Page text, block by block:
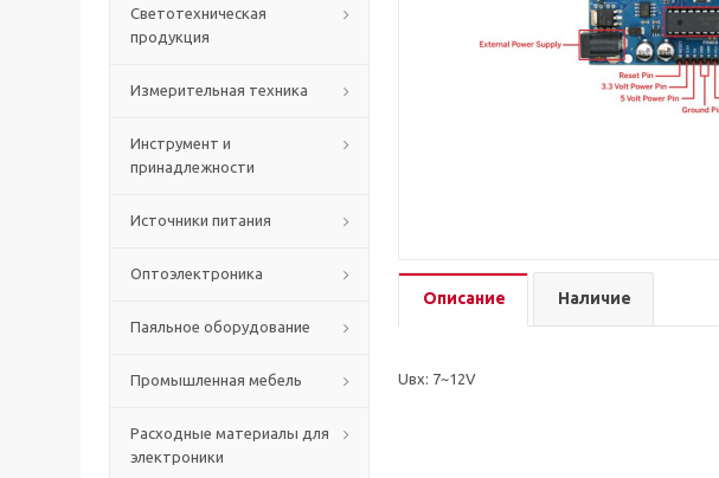
Светотехническая
продукция
Измерительная техника
Инструмент и
принадлежности
Источники питания
Оптоэлектроника
Паяльное оборудование
Промышленная мебель
Расходные материалы для
электроники
Описание Наличие
Uвх: 7~12V